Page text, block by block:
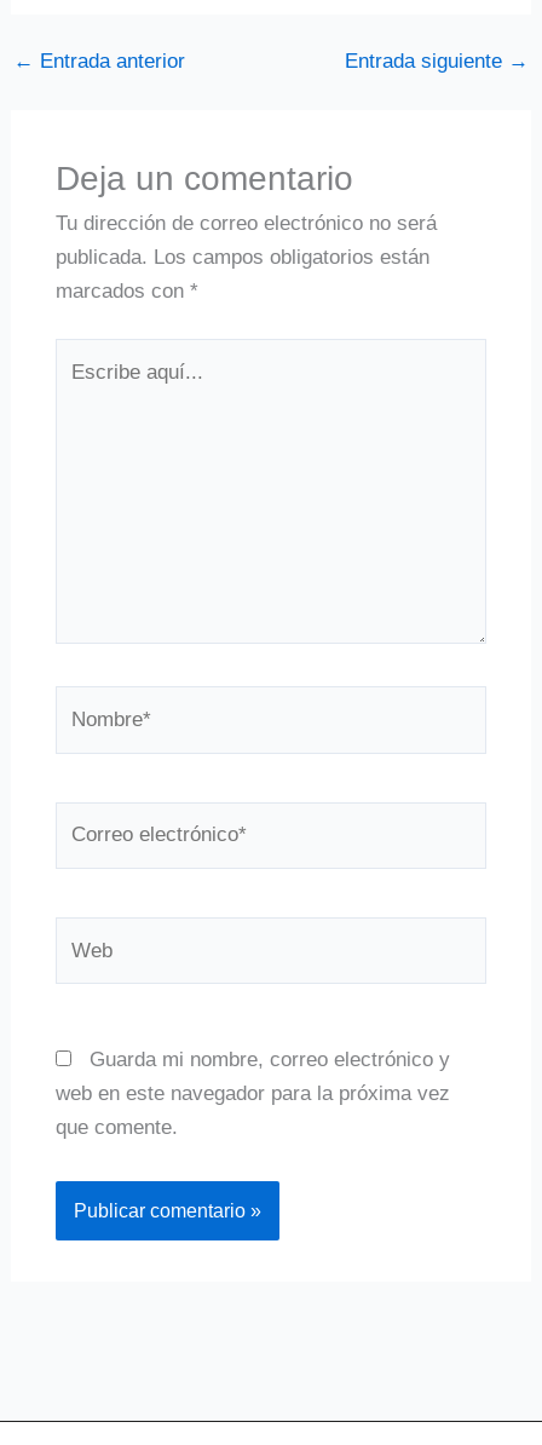
← Entrada anterior Entrada siguiente →
Deja un comentario
Tu dirección de correo electrónico no será
publicada. Los campos obligatorios están
marcados con *
Guarda mi nombre, correo electrónico y
web en este navegador para la próxima vez
que comente.